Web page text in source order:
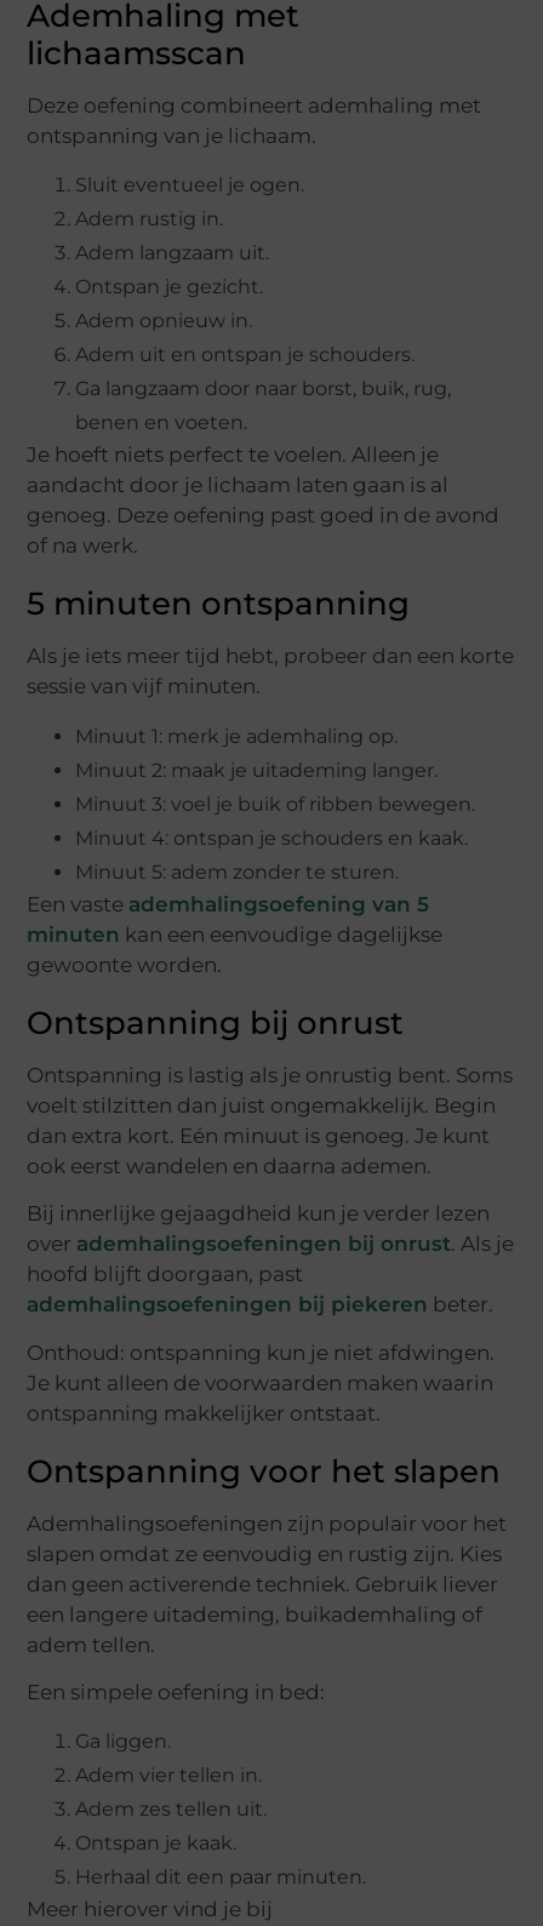
Ademhaling met
lichaamsscan
Deze oefening combineert ademhaling met
ontspanning van je lichaam.
Sluit eventueel je ogen.
Adem rustig in.
Adem langzaam uit.
Ontspan je gezicht.
Adem opnieuw in.
Adem uit en ontspan je schouders.
Ga langzaam door naar borst, buik, rug,
benen en voeten.
Je hoeft niets perfect te voelen. Alleen je
aandacht door je lichaam laten gaan is al
genoeg. Deze oefening past goed in de avond
of na werk.
5 minuten ontspanning
Als je iets meer tijd hebt, probeer dan een korte
sessie van vijf minuten.
Minuut 1: merk je ademhaling op.
Minuut 2: maak je uitademing langer.
Minuut 3: voel je buik of ribben bewegen.
Minuut 4: ontspan je schouders en kaak.
Minuut 5: adem zonder te sturen.
Een vaste ademhalingsoefening van 5
minuten kan een eenvoudige dagelijkse
gewoonte worden.
Ontspanning bij onrust
Ontspanning is lastig als je onrustig bent. Soms
voelt stilzitten dan juist ongemakkelijk. Begin
dan extra kort. Eén minuut is genoeg. Je kunt
ook eerst wandelen en daarna ademen.
Bij innerlijke gejaagdheid kun je verder lezen
over ademhalingsoefeningen bij onrust. Als je
hoofd blijft doorgaan, past
ademhalingsoefeningen bij piekeren beter.
Onthoud: ontspanning kun je niet afdwingen.
Je kunt alleen de voorwaarden maken waarin
ontspanning makkelijker ontstaat.
Ontspanning voor het slapen
Ademhalingsoefeningen zijn populair voor het
slapen omdat ze eenvoudig en rustig zijn. Kies
dan geen activerende techniek. Gebruik liever
een langere uitademing, buikademhaling of
adem tellen.
Een simpele oefening in bed:
Ga liggen.
Adem vier tellen in.
Adem zes tellen uit.
Ontspan je kaak.
Herhaal dit een paar minuten.
Meer hierover vind je bij